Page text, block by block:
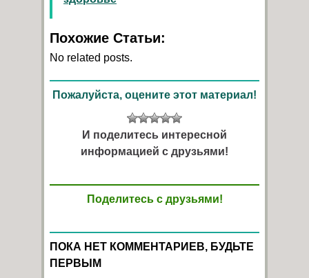
Похожие Статьи:
No related posts.
Пожалуйста, оцените этот материал!
И поделитесь интересной
информацией с друзьями!
Поделитесь с друзьями!
ПОКА НЕТ КОММЕНТАРИЕВ, БУДЬТЕ
ПЕРВЫМ